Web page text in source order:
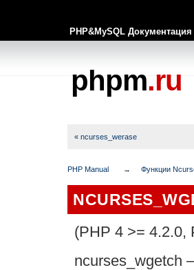
PHP&MySQL
phpm.ru
« ncurses_werase
PHP Manual Функции
(PHP 4 >= 4.2.0,
ncurses_wgetch